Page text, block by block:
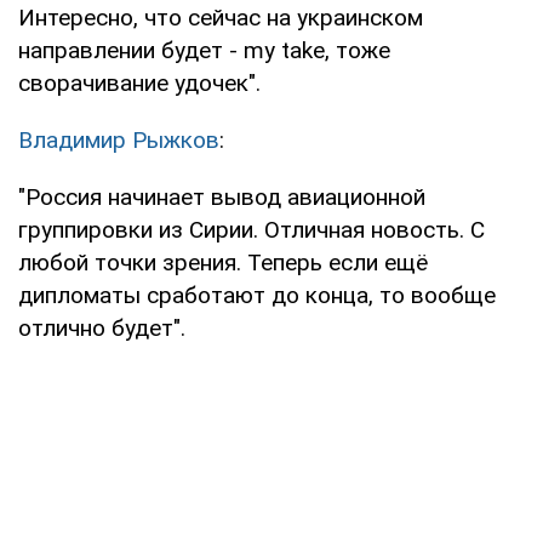
Интересно, что сейчас на украинском
направлении будет - my take, тоже
сворачивание удочек".
Владимир Рыжков:
"Россия начинает вывод авиационной
группировки из Сирии. Отличная новость. С
любой точки зрения. Теперь если ещё
дипломаты сработают до конца, то вообще
отлично будет".